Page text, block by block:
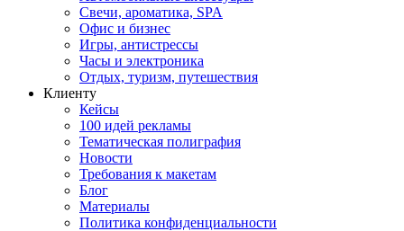
Свечи, ароматика, SPA
Офис и бизнес
Игры, антистрессы
Часы и электроника
Отдых, туризм, путешествия
Клиенту
Кейсы
100 идей рекламы
Тематическая полиграфия
Новости
Требования к макетам
Блог
Материалы
Политика конфиденциальности